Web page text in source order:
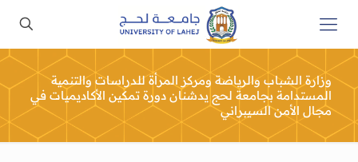
وزارة الشباب والرياضة ومركز المرأة للدراسات والتنمية
المستدامة بجامعة لحج يدشنان دورة تمكين الأكاديميات في
مجال الأمن السيبراني